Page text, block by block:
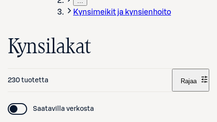
Kynsimeikit ja kynsienhoito
Kynsilakat
230 tuotetta Rajaa
Saatavilla verkosta